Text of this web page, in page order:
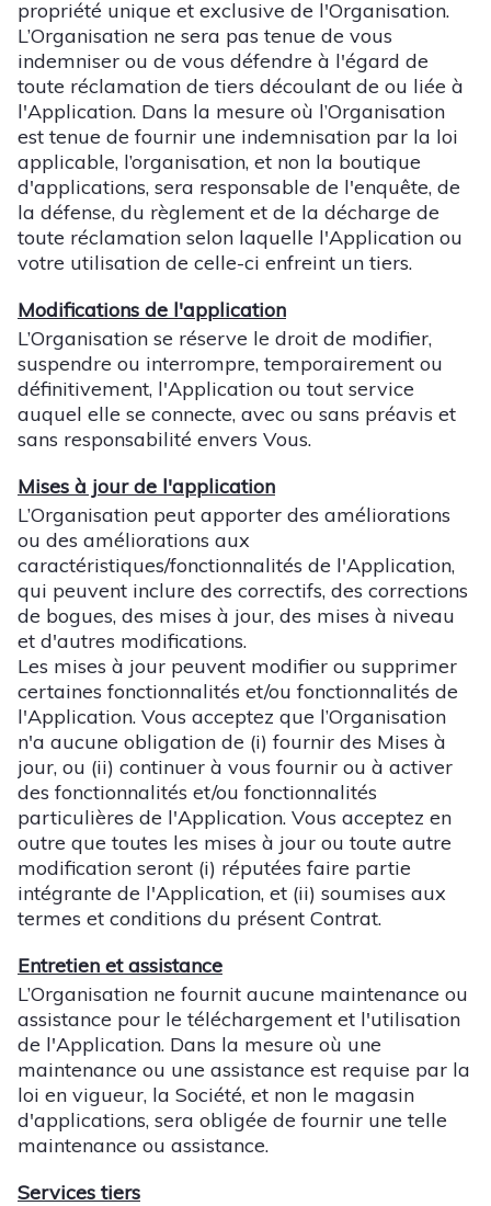
propriété unique et exclusive de l'Organisation.
L’Organisation ne sera pas tenue de vous
indemniser ou de vous défendre à l'égard de
toute réclamation de tiers découlant de ou liée à
l'Application. Dans la mesure où l’Organisation
est tenue de fournir une indemnisation par la loi
applicable, l’organisation, et non la boutique
d'applications, sera responsable de l'enquête, de
la défense, du règlement et de la décharge de
toute réclamation selon laquelle l'Application ou
votre utilisation de celle-ci enfreint un tiers.
Modifications de l'application
L’Organisation se réserve le droit de modifier,
suspendre ou interrompre, temporairement ou
définitivement, l'Application ou tout service
auquel elle se connecte, avec ou sans préavis et
sans responsabilité envers Vous.
Mises à jour de l'application
L’Organisation peut apporter des améliorations
ou des améliorations aux
caractéristiques/fonctionnalités de l'Application,
qui peuvent inclure des correctifs, des corrections
de bogues, des mises à jour, des mises à niveau
et d'autres modifications.
Les mises à jour peuvent modifier ou supprimer
certaines fonctionnalités et/ou fonctionnalités de
l'Application. Vous acceptez que l’Organisation
n'a aucune obligation de (i) fournir des Mises à
jour, ou (ii) continuer à vous fournir ou à activer
des fonctionnalités et/ou fonctionnalités
particulières de l'Application. Vous acceptez en
outre que toutes les mises à jour ou toute autre
modification seront (i) réputées faire partie
intégrante de l'Application, et (ii) soumises aux
termes et conditions du présent Contrat.
Entretien et assistance
L’Organisation ne fournit aucune maintenance ou
assistance pour le téléchargement et l'utilisation
de l'Application. Dans la mesure où une
maintenance ou une assistance est requise par la
loi en vigueur, la Société, et non le magasin
d'applications, sera obligée de fournir une telle
maintenance ou assistance.
Services tiers